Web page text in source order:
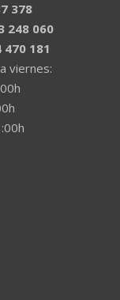
378
248 060
181
viernes: